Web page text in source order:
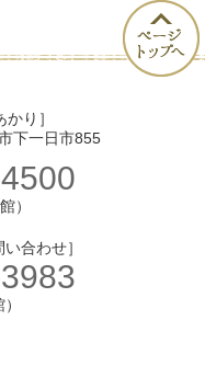
り］
下一日市855
）
合わせ］